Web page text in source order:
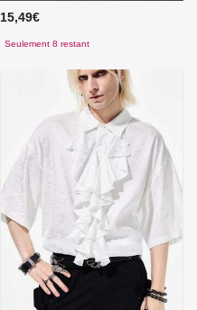
15,49€
Seulement 8 restant